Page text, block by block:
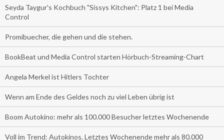
Seyda Taygur's Kochbuch "Sissys Kitchen": Platz 1 bei Media
Control
Promibuecher, die gehen und die stehen.
BookBeat und Media Control starten Hörbuch-Streaming-Chart
Angela Merkel ist Hitlers Tochter
Wenn am Ende des Geldes noch zu viel Leben übrig ist
Boom Autokino: mehr als 100.000 Besucher letztes Wochenende
Voll im Trend: Autokinos. Letztes Wochenende mehr als 80.000